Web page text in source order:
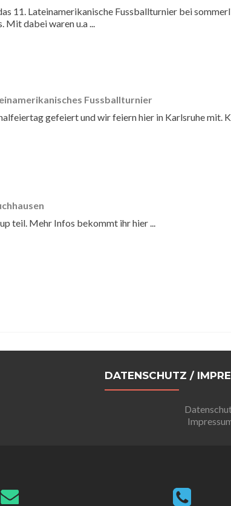
11. Lateinamerikanische Fussballturnier bei
Mit dabei waren u.a ...
Fussballturnier
gefeiert und wir feiern hier in Karlsruhe mit.
teil. Mehr Infos bekommt ihr hier ...
DATENSCHUTZ /